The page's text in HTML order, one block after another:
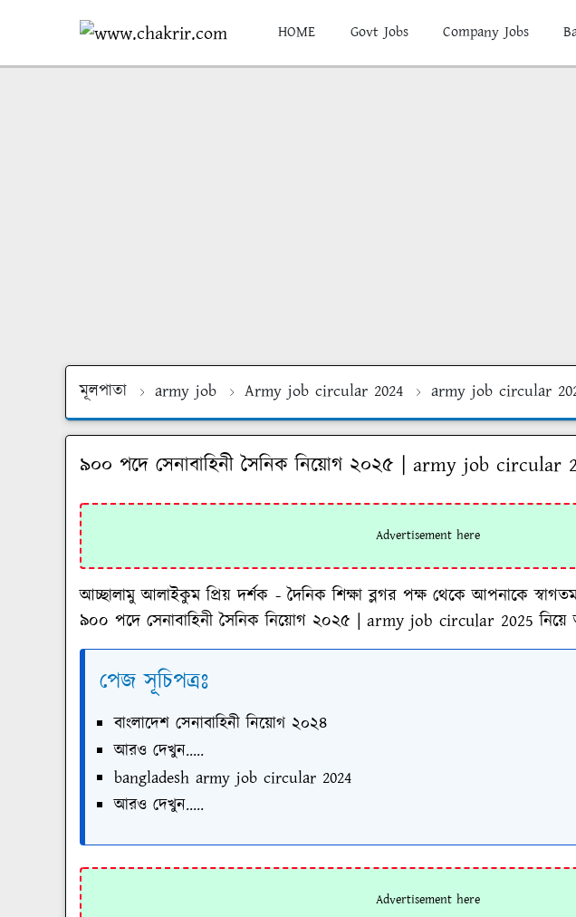
HOME Govt Jobs Company Jobs
মূলপাতা army job Army job circular 2024 army job circular
৯০০ পদে সেনাবাহিনী সৈনিক নিয়োগ ২০২৫ | army job circular
আচ্ছালামু আলাইকুম প্রিয় দর্শক - দৈনিক শিক্ষা ব্লগর পক্ষ থেকে আপনাকে
৯০০ পদে সেনাবাহিনী সৈনিক নিয়োগ ২০২৫ | army job circular 2025
পেজ সূচিপত্রঃ
বাংলাদেশ সেনাবাহিনী নিয়োগ ২০২৪
আরও দেখুন.....
bangladesh army job circular 2024
আরও দেখুন.....